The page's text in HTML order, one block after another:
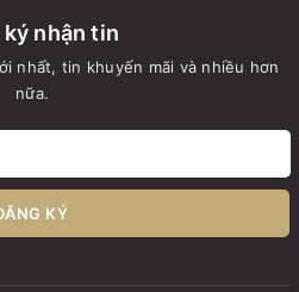
nhận tin
nhất, tin khuyến mãi và nhiều hơn
nữa.
KÝ